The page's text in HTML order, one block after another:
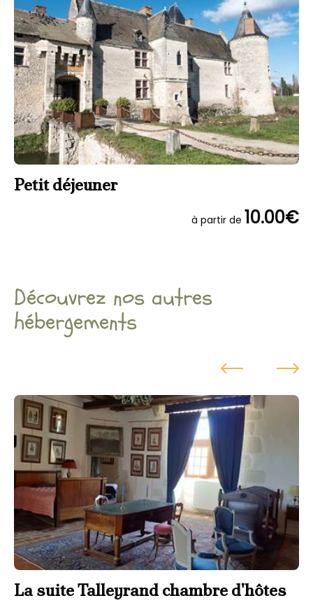
Petit déjeuner
à partir de 10.00€
Découvrez nos autres
hébergements
La suite Talleyrand chambre d'hôtes